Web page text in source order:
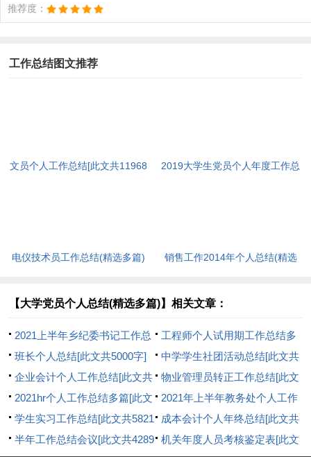
推荐度：
工作总结图文推荐
文员个人工作总结[此文共11968
2019大学生党员个人年度工作总
电仪技术员工作总结(精选多篇)
销售工作2014年个人总结(精选
【大学党员个人总结(精选多篇)】相关文章：
2021上半年乡纪委书记工作总
结[此文共1353字]
工程师个人试用期工作总结多
篇_工程师试用期总结[此文共
8203字]
班长个人总结[此文共5000字]
中学学生社团活动总结[此文共
3556字]
企业会计个人工作总结[此文共
5970字]
物业管理员转正工作总结[此文
共5152字]
2021hr个人工作总结多篇[此文
共17669字]
2021年上半年教务处个人工作
总结[此文共622字]
学生实习工作总结[此文共5821
字]
成本会计个人年终总结[此文共
7238字]
半年工作总结会议[此文共4289 机关年度人员考核鉴定表[此文